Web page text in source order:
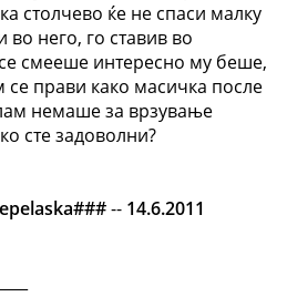
столчево ќе не спаси малку
во него, го ставив во
смееше интересно му беше,
прави како масичка после
немаше за врзување
сте задоволни?
-- 14.6.2011